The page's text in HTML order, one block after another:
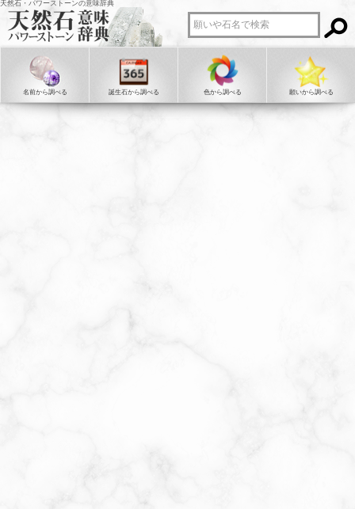
天然石・パワーストーンの意味辞典
名前から調べる 誕生石から調べる 色から調べる 願いから調べる